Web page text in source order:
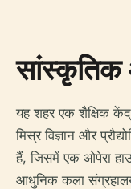
यह शहर एक शैक्षिक
मिस्र विज्ञान और
हैं, जिसमें एक ओपेरा
आधुनिक कला